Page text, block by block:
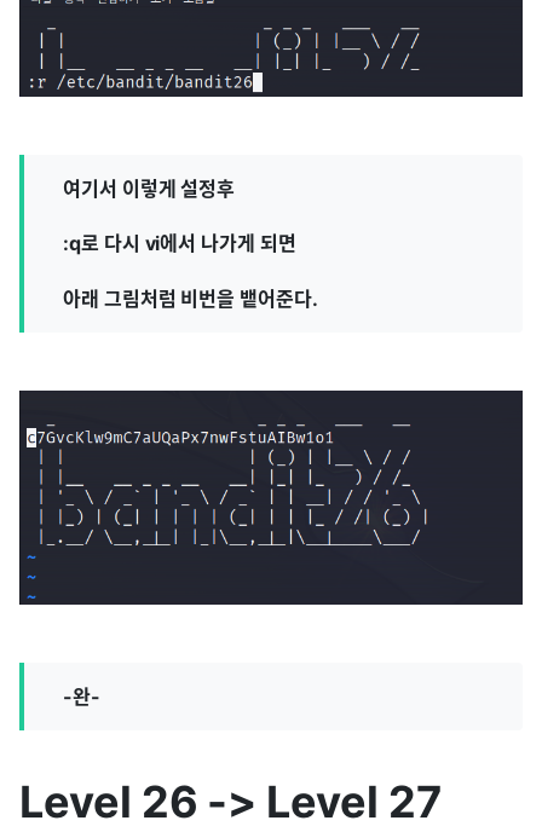
여기서 이렇게 설정후
:q로 다시 vi에서 나가게 되면
아래 그림처럼 비번을 뱉어준다.
-완-
Level 26 -> Level 27